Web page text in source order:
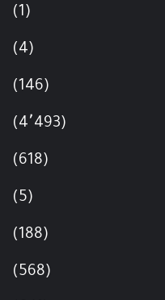
(1)
(4)
(146)
(4٬493)
(618)
(5)
(188)
(568)